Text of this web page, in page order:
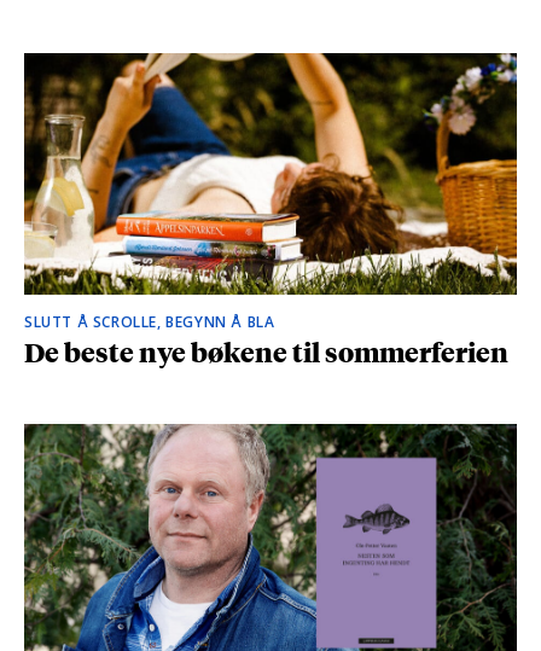
SLUTT Å SCROLLE, BEGYNN Å BLA
De beste nye bøkene til sommerferien